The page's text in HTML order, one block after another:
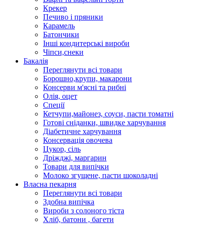
Крекер
Печиво і пряники
Карамель
Батончики
Інші кондитерські вироби
Чіпси,снеки
Бакалія
Переглянути всі товари
Борошно,крупи, макарони
Консерви м'ясні та рибні
Олія, оцет
Спеції
Кетчупи,майонез, соуси, пасти томатні
Готові сніданки, швидке харчування
Діабетичне харчування
Консервація овочева
Цукор, сіль
Дріжджі, маргарин
Товари для випічки
Молоко згущене, пасти шоколадні
Власна пекарня
Переглянути всі товари
Здобна випічка
Вироби з солоного тіста
Хліб, батони , багети